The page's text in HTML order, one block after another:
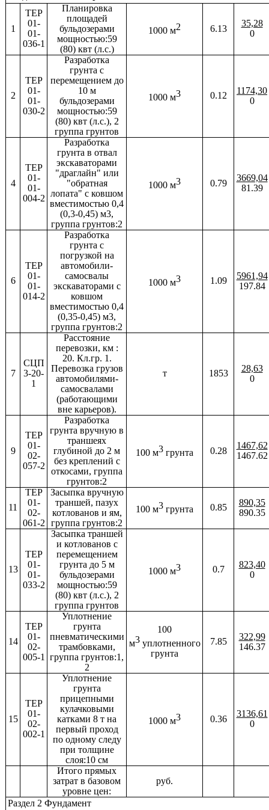
1
ТЕР
01-
01-
036-1
Планировка
площадей
бульдозерами
мощностью:59
(80) квт (л.с.)
1000 м2 6.13
35,28
0
2
ТЕР
01-
01-
030-2
Разработка
грунта с
перемещением до
10 м
бульдозерами
мощностью:59
(80) квт (л.с.), 2
группа грунтов
1000 м3 0.12
1174,30
0
4
ТЕР
01-
01-
004-2
Разработка
грунта в отвал
экскаваторами
"драглайн" или
"обратная
лопата" с ковшом
вместимостью 0,4
(0,3-0,45) м3,
группа грунтов:2
1000 м3 0.79
3669,04
81.39
6
ТЕР
01-
01-
014-2
Разработка
грунта с
погрузкой на
автомобили-
самосвалы
экскаваторами с
ковшом
вместимостью 0,4
(0,35-0,45) м3,
группа грунтов:2
1000 м3 1.09
5961,94
197.84
7
СЦП
3-20-
1
Расстояние
перевозки, км :
20. Кл.гр. 1.
Перевозка грузов
автомобилями-
самосвалами
(работающими
вне карьеров).
т 1853
28,63
0
9
ТЕР
01-
02-
057-2
Разработка
грунта вручную в
траншеях
глубиной до 2 м
без креплений с
откосами, группа
грунтов:2
100 м3 грунта 0.28
1467,62
1467.62
11
ТЕР
01-
02-
061-2
Засыпка вручную
траншей, пазух
котлованов и ям,
группа грунтов:2
100 м3 грунта 0.85
890,35
890.35
13
ТЕР
01-
01-
033-2
Засыпка траншей
и котлованов с
перемещением
грунта до 5 м
бульдозерами
мощностью:59
(80) квт (л.с.), 2
группа грунтов
1000 м3 0.7
823,40
0
14
ТЕР
01-
02-
005-1
Уплотнение
грунта
пневматическими
трамбовками,
группа грунтов:1,
2
100
м3уплотненного
грунта
7.85
322,99
146.37
15
ТЕР
01-
02-
002-1
Уплотнение
грунта
прицепными
кулачковыми
катками 8 т на
первый проход
по одному следу
при толщине
слоя:10 см
1000 м3 0.36
3136,61
0
Итого прямых
затрат в базовом
уровне цен:
руб.
Раздел 2 Фундамент